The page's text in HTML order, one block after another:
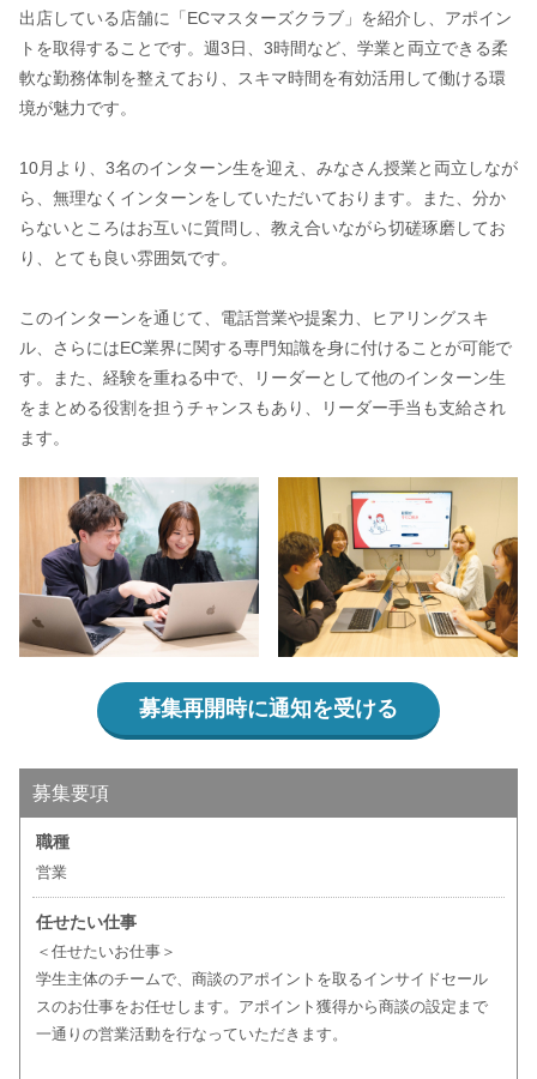
出店している店舗に「ECマスターズクラブ」を紹介し、アポイン
トを取得することです。週3日、3時間など、学業と両立できる柔
軟な勤務体制を整えており、スキマ時間を有効活用して働ける環
境が魅力です。
10月より、3名のインターン生を迎え、みなさん授業と両立しなが
ら、無理なくインターンをしていただいております。また、分か
らないところはお互いに質問し、教え合いながら切磋琢磨してお
り、とても良い雰囲気です。
このインターンを通じて、電話営業や提案力、ヒアリングスキ
ル、さらにはEC業界に関する専門知識を身に付けることが可能で
す。また、経験を重ねる中で、リーダーとして他のインターン生
をまとめる役割を担うチャンスもあり、リーダー手当も支給され
ます。
募集再開時に通知を受ける
募集要項
職種
営業
任せたい仕事
＜任せたいお仕事＞
学生主体のチームで、商談のアポイントを取るインサイドセール
スのお仕事をお任せします。アポイント獲得から商談の設定まで
一通りの営業活動を行なっていただきます。